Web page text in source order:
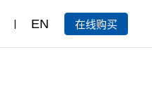
EN 在线购买